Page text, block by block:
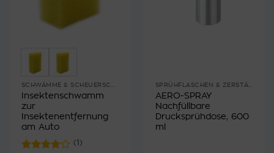
Insektenschwamm
zur
Insektenentfernung
am Auto
(1)
SPRÜHFLASCHEN & ZERSTÄUBER
AERO-SPRAY
Nachfüllbare
Drucksprühdose, 600
ml